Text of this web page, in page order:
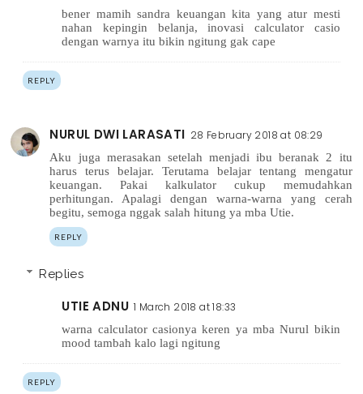
bener mamih sandra keuangan kita yang atur mesti
nahan kepingin belanja, inovasi calculator casio
dengan warnya itu bikin ngitung gak cape
REPLY
NURUL DWI LARASATI 28 February 2018 at 08:29
Aku juga merasakan setelah menjadi ibu beranak 2 itu
harus terus belajar. Terutama belajar tentang mengatur
keuangan. Pakai kalkulator cukup memudahkan
perhitungan. Apalagi dengan warna-warna yang cerah
begitu, semoga nggak salah hitung ya mba Utie.
REPLY
Replies
UTIE ADNU 1 March 2018 at 18:33
warna calculator casionya keren ya mba Nurul bikin
mood tambah kalo lagi ngitung
REPLY